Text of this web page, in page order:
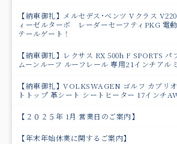
【納車御礼】メルセデス･ベンツ Vクラス
ィーゼルターボ レーダーセーフティPKG 電
テールゲート！
【納車御礼】レクサス RX 500h F SPORTS
ムーンルーフ ルーフレール 専用21インチアルミ
【納車御礼】VOLKSWAGEN ゴルフ カブ
トトップ 革シート シートヒーター 17インチ
【２０２５年 1月 営業日のご案内】
【年末年始休業に関するご案内】